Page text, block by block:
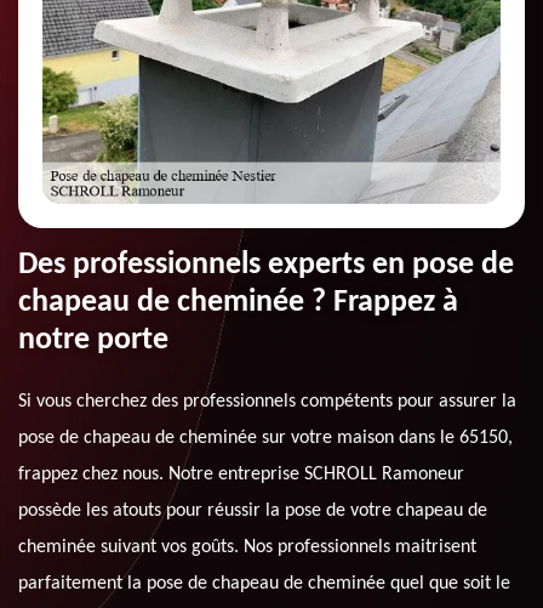
Des professionnels experts en pose de
chapeau de cheminée ? Frappez à
notre porte
Si vous cherchez des professionnels compétents pour assurer la
pose de chapeau de cheminée sur votre maison dans le 65150,
frappez chez nous. Notre entreprise SCHROLL Ramoneur
possède les atouts pour réussir la pose de votre chapeau de
cheminée suivant vos goûts. Nos professionnels maitrisent
parfaitement la pose de chapeau de cheminée quel que soit le